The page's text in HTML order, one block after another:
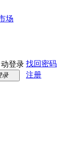
场
动登录 找回密码
录 注册